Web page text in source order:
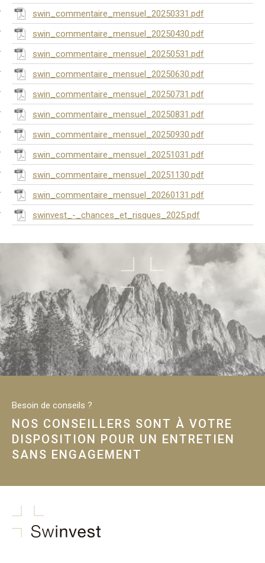
swin_commentaire_mensuel_20250331.pdf
swin_commentaire_mensuel_20250430.pdf
swin_commentaire_mensuel_20250531.pdf
swin_commentaire_mensuel_20250630.pdf
swin_commentaire_mensuel_20250731.pdf
swin_commentaire_mensuel_20250831.pdf
swin_commentaire_mensuel_20250930.pdf
swin_commentaire_mensuel_20251031.pdf
swin_commentaire_mensuel_20251130.pdf
swin_commentaire_mensuel_20260131.pdf
swinvest_-_chances_et_risques_2025.pdf
Besoin de conseils ?
NOS CONSEILLERS SONT À VOTRE
DISPOSITION POUR UN ENTRETIEN
SANS ENGAGEMENT